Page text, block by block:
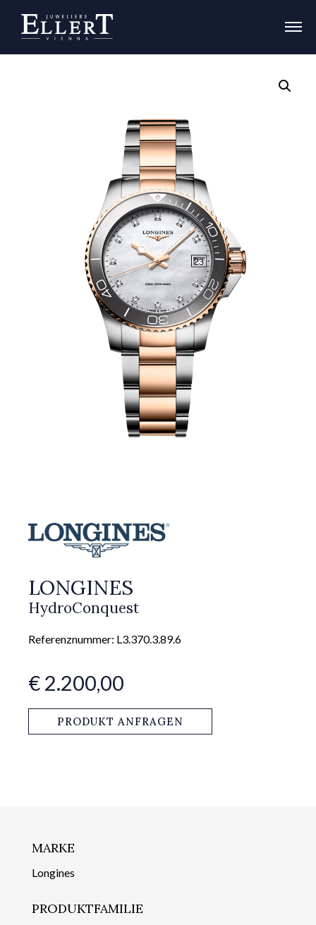
LONGINES
HydroConquest
Referenznummer: L3.370.3.89.6
€ 2.200,00
PRODUKT ANFRAGEN
MARKE
Longines
PRODUKTFAMILIE